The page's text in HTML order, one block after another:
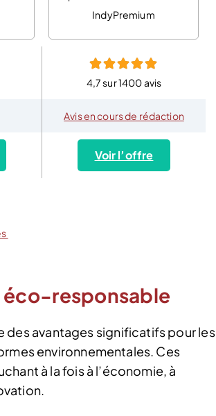
IndyPremium
4,7 sur 1400 avis
Avis en cours de rédaction
Voir l’offre
éco-responsable
avantages significatifs pour les
environnementales. Ces
à la fois à l’économie, à